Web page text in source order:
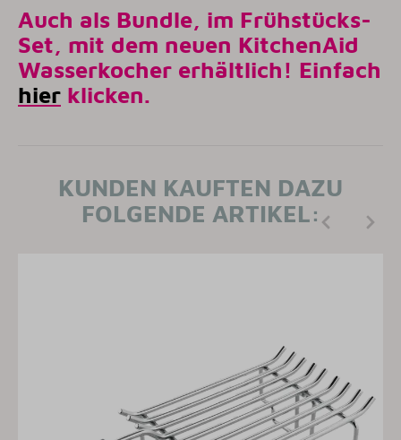
Auch als Bundle, im Frühstücks-
Set, mit dem neuen KitchenAid
Wasserkocher erhältlich! Einfach
hier klicken.
KUNDEN KAUFTEN DAZU
FOLGENDE ARTIKEL: